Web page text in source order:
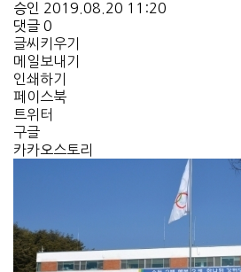
승인 2019.08.20 11:20
댓글 0
글씨키우기
메일보내기
인쇄하기
페이스북
트위터
구글
카카오스토리